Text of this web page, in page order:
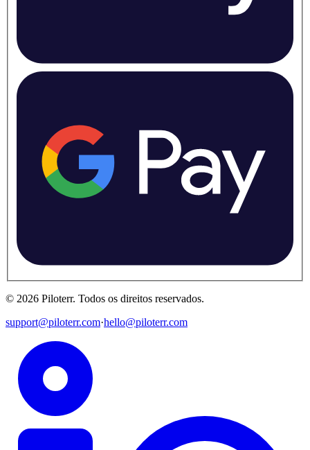
© 2026 Piloterr. Todos os direitos reservados.
support@piloterr.com·hello@piloterr.com